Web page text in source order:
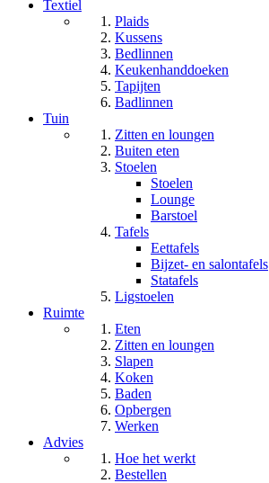
Textiel
Plaids
Kussens
Bedlinnen
Keukenhanddoeken
Tapijten
Badlinnen
Tuin
Zitten en loungen
Buiten eten
Stoelen
Stoelen
Lounge
Barstoel
Tafels
Eettafels
Bijzet- en salontafels
Statafels
Ligstoelen
Ruimte
Eten
Zitten en loungen
Slapen
Koken
Baden
Opbergen
Werken
Advies
Hoe het werkt
Bestellen